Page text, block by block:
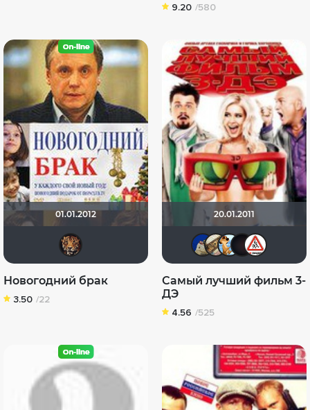
9.20 /580
01.01.2012
Новогодний брак
3.50 /22
20.01.2011
Самый лучший фильм 3-
ДЭ
4.56 /525